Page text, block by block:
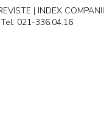
| INDEX COMPANII
021-336.04.16